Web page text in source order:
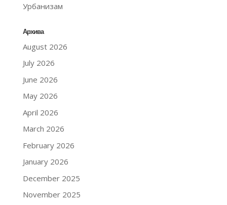
Урбанизам
Архива
August 2026
July 2026
June 2026
May 2026
April 2026
March 2026
February 2026
January 2026
December 2025
November 2025